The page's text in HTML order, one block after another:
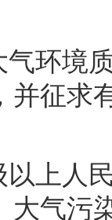
环境
并征求
上人
大气污